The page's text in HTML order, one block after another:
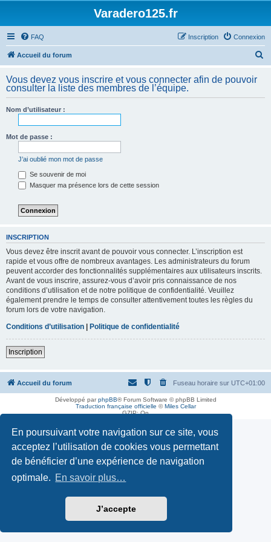
En poursuivant votre navigation sur ce site, vous
acceptez l’utilisation de cookies vous permettant
de bénéficier d’une expérience de navigation
optimale. En savoir plus…
J’accepte
Varadero125.fr
FAQ Connexion
Inscription
Accueil du forum
h
Vous devez vous inscrire et vous connecter afin de pouvoir
consulter la liste des membres de l’équipe.
Nom d’utilisateur :
Mot de passe :
J’ai oublié mon mot de passe
Se souvenir de moi
Masquer ma présence lors de cette session
INSCRIPTION
Vous devez être inscrit avant de pouvoir vous connecter. L’inscription est
rapide et vous offre de nombreux avantages. Les administrateurs du forum
peuvent accorder des fonctionnalités supplémentaires aux utilisateurs inscrits.
Avant de vous inscrire, assurez-vous d’avoir pris connaissance de nos
conditions d’utilisation et de notre politique de confidentialité. Veuillez
également prendre le temps de consulter attentivement toutes les règles du
forum lors de votre navigation.
Conditions d’utilisation | Politique de confidentialité
Inscription
Accueil du forum Fuseau horaire sur UTC+01:00
Développé parphpBB® Forum Software © phpBB Limited
Traduction française officielle ©Miles Cellar
GZIP: On